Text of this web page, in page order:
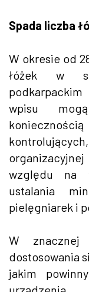
Spada liczba
W okresie od
łóżek w
wpisu
względu na
ustalania
pielęgniarek i
W
dostosowania
jakim